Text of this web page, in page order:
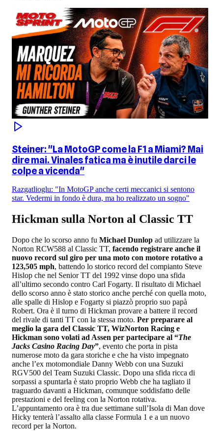
Steiner: "La MotoGP come la F1 a Miami? Mai
dire mai. Vinales fatica ma è inutile darci le
colpe a vicenda"
Razgatlioglu: "In MotoGP anche certi meccanici si sentono
star. Vedermi in fondo è dura, ma ho realizzato un sogno"
Hickman sulla Norton al Classic TT
Dopo che lo scorso anno fu Michael Dunlop ad utilizzare la
Norton RCW588 al Classic TT, facendo registrare anche il
nuovo record sul giro per una moto con motore rotativo a
123,505 mph, battendo lo storico record del compianto Steve
Hislop che nel Senior TT del 1992 vinse dopo una sfida
all’ultimo secondo contro Carl Fogarty. Il risultato di Michael
dello scorso anno è stato storico anche perché con quella moto,
alle spalle di Hislop e Fogarty si piazzò proprio suo papà
Robert. Ora è il turno di Hickman provare a battere il record
del rivale di tanti TT con la stessa moto. Per preparare al
meglio la gara del Classic TT, WizNorton Racing e
Hickman sono volati ad Assen per partecipare al “The
Jacks Casino Racing Day”, evento che porta in pista
numerose moto da gara storiche e che ha visto impegnato
anche l’ex motomondiale Danny Webb con una Suzuki
RGV500 del Team Suzuki Classic. Dopo una sfida ricca di
sorpassi a spuntarla è stato proprio Webb che ha tagliato il
traguardo davanti a Hickman, comunque soddisfatto delle
prestazioni e del feeling con la Norton rotativa.
L’appuntamento ora è tra due settimane sull’Isola di Man dove
Hicky tenterà l’assalto alla classe Formula 1 e a un nuovo
record per la Norton.